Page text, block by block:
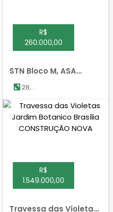
R$
260.000,00
STN Bloco M, ASA
NORTE, BRASILIA
28,00
R$
1.549.000,00
Travessa das Violetas,